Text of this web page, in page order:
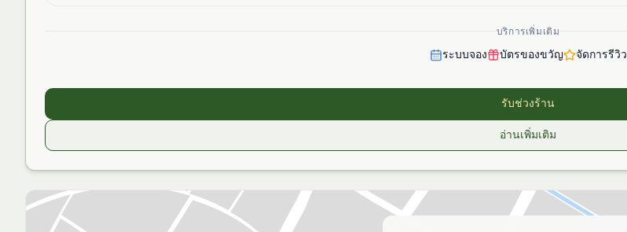
บริการเพิ่มเติม
ระบบจอง บัตรของขวัญ จัดการรีวิว
รับช่วงร้าน
อ่านเพิ่มเติม